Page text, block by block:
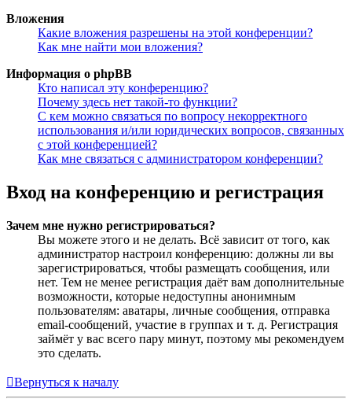
Вложения
Какие вложения разрешены на этой конференции?
Как мне найти мои вложения?
Информация о phpBB
Кто написал эту конференцию?
Почему здесь нет такой-то функции?
С кем можно связаться по вопросу некорректного
использования и/или юридических вопросов, связанных
с этой конференцией?
Как мне связаться с администратором конференции?
Вход на конференцию и регистрация
Зачем мне нужно регистрироваться?
Вы можете этого и не делать. Всё зависит от того, как
администратор настроил конференцию: должны ли вы
зарегистрироваться, чтобы размещать сообщения, или
нет. Тем не менее регистрация даёт вам дополнительные
возможности, которые недоступны анонимным
пользователям: аватары, личные сообщения, отправка
email-сообщений, участие в группах и т. д. Регистрация
займёт у вас всего пару минут, поэтому мы рекомендуем
это сделать.
Вернуться к началу